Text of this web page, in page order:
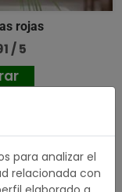
rojas
/ 5
para analizar el
relacionada con